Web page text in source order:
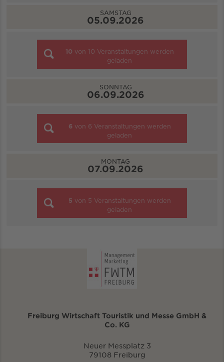
SAMSTAG
05.09.2026
10 von 10 Veranstaltungen werden
geladen
SONNTAG
06.09.2026
6 von 6 Veranstaltungen werden
geladen
MONTAG
07.09.2026
5 von 5 Veranstaltungen werden
geladen
Freiburg Wirtschaft Touristik und Messe GmbH &
Co. KG
Neuer Messplatz 3
79108 Freiburg